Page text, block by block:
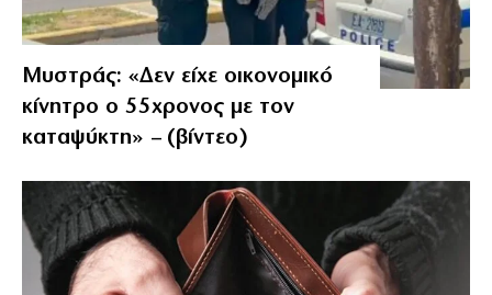
Μυστράς: «Δεν είχε οικονομικό
κίνητρο ο 55χρονος με τον
καταψύκτη» – (βίντεο)